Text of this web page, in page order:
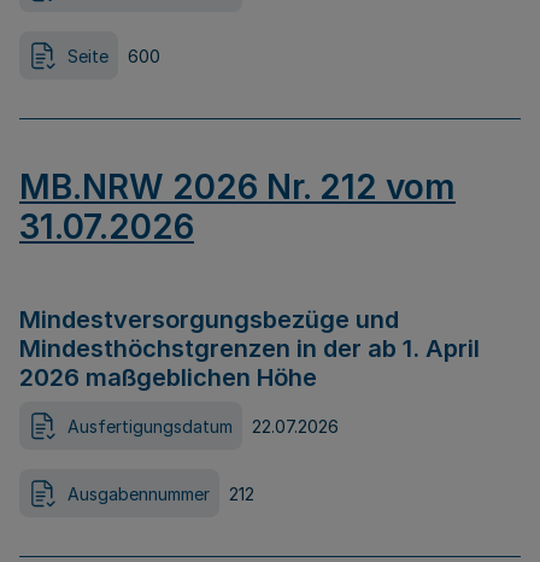
Seite 600
MB.NRW 2026 Nr. 212 vom
31.07.2026
Mindestversorgungsbezüge und
Mindesthöchstgrenzen in der ab 1. April
2026 maßgeblichen Höhe
Ausfertigungsdatum 22.07.2026
Ausgabennummer 212